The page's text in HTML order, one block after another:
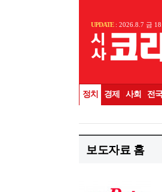
보도자료 홈